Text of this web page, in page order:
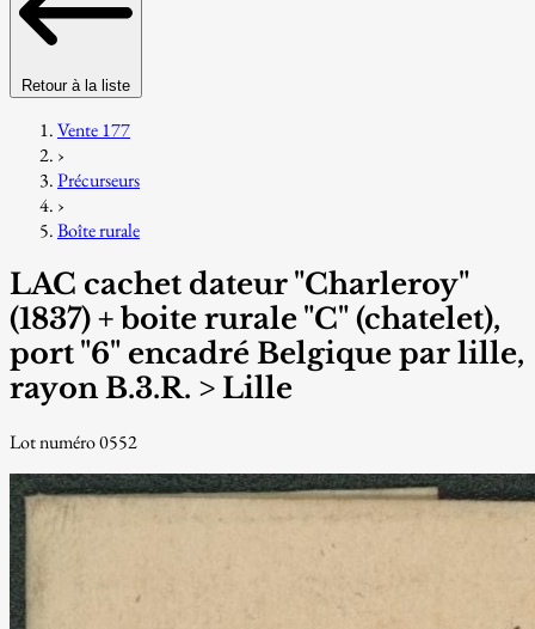
Retour à la liste
Vente 177
›
Précurseurs
›
Boîte rurale
LAC cachet dateur "Charleroy"
(1837) + boite rurale "C" (chatelet),
port "6" encadré Belgique par lille,
rayon B.3.R. > Lille
Lot numéro 0552